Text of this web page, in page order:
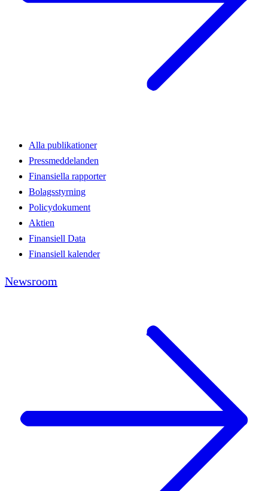
Alla publikationer
Pressmeddelanden
Finansiella rapporter
Bolagsstyrning
Policydokument
Aktien
Finansiell Data
Finansiell kalender
Newsroom